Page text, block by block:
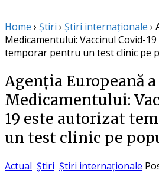
Home › Știri › Știri internaționale ›
Medicamentului: Vaccinul Covid-
temporar pentru un test clinic pe
Agenția Europeană a
Medicamentului:
19 este autorizat
un test clinic pe
Actual Știri Știri internaționale